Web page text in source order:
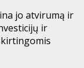
jo atvirumą ir
ir